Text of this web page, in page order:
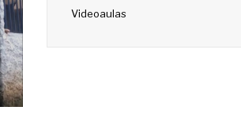
Videoaulas